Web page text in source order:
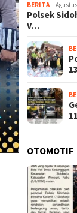
BERITA
Polsek
V…
OTOMOTIF